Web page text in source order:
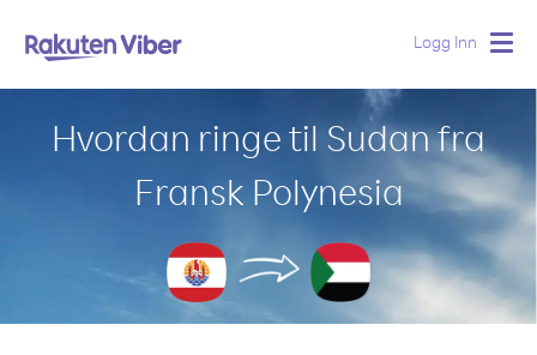
Logg Inn
Hvordan ringe til Sudan fra
Fransk Polynesia